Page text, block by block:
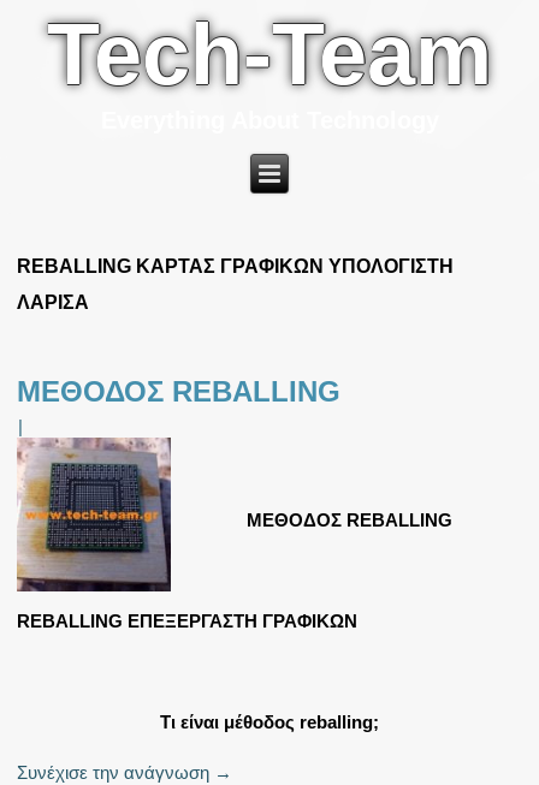
Tech-Team
REBALLING ΚΑΡΤΑΣ ΓΡΑΦΙΚΩΝ ΥΠΟΛΟΓΙΣΤΗ
ΛΑΡΙΣΑ
ΜΕΘΟΔΟΣ REBALLING
|
ΜΕΘΟΔΟΣ REBALLING
REBALLING ΕΠΕΞΕΡΓΑΣΤΗ ΓΡΑΦΙΚΩΝ
Τι είναι μέθοδος reballing;
Συνέχισε την ανάγνωση →